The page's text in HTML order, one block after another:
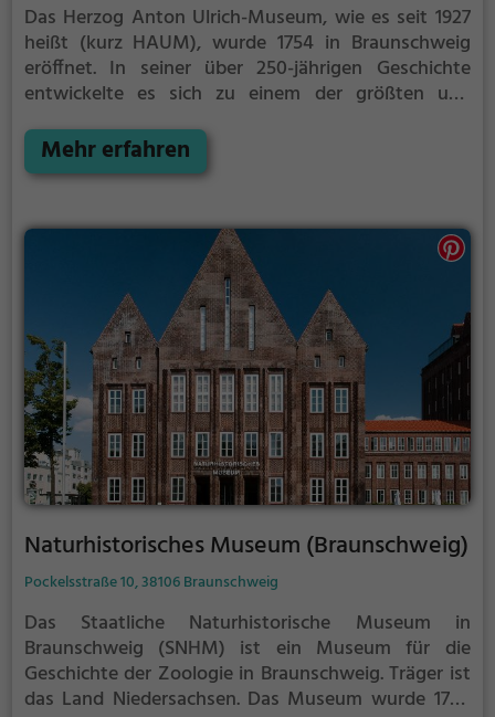
Das Herzog Anton Ulrich-Museum, wie es seit 1927
heißt (kurz HAUM), wurde 1754 in Braunschweig
eröffnet. In seiner über 250-jährigen Geschichte
entwickelte es sich zu einem der größten und
einem der wichtigsten Museen alter Kunst der
Bundesrepublik Deutschland. Benannt ist es nach
Braunschweig-Wolfenbüttel (1633–1714). Es zeigt
etwa 4.000 Kunstwerke aus 3.000 Jahren
Mehr erfahren
Naturhistorisches Museum (Braunschweig)
Pockelsstraße 10, 38106 Braunschweig
Das Staatliche Naturhistorische Museum in
Braunschweig (SNHM) ist ein Museum für die
Geschichte der Zoologie in Braunschweig. Träger ist
das Land Niedersachsen. Das Museum wurde 1754